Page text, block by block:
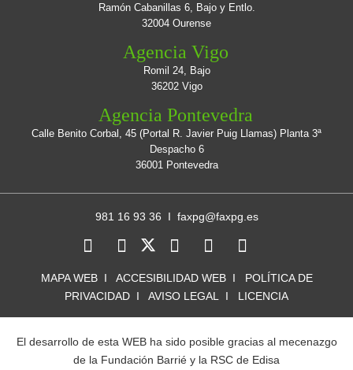
Ramón Cabanillas 6, Bajo y Entlo.
32004 Ourense
Agencia Vigo
Romil 24, Bajo
36202 Vigo
Agencia Pontevedra
Calle Benito Corbal, 45 (Portal R. Javier Puig Llamas) Planta 3ª
Despacho 6
36001 Pontevedra
981 16 93 36 I faxpg@faxpg.es
MAPA WEBI ACCESIBILIDAD WEBI POLÍTICA DE
PRIVACIDAD I AVISO LEGAL I LICENCIA
El desarrollo de esta WEB ha sido posible gracias al mecenazgo
de la Fundación Barrié y la RSC de Edisa